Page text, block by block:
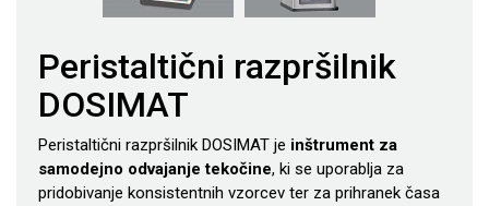
Peristaltični razpršilnik
DOSIMAT
Peristaltični razpršilnik DOSIMAT je inštrument za
samodejno odvajanje tekočine, ki se uporablja za
pridobivanje konsistentnih vzorcev ter za prihranek časa